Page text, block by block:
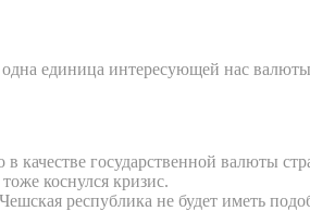
единица интересующей нас
качестве государственной валюты
коснулся кризис.
республика не будет иметь